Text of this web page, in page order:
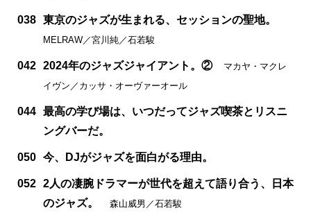
038 東京のジャズが生まれる、セッションの聖地。
MELRAW／宮川純／石若駿
042 2024年のジャズジャイアント。②
マカヤ・マクレ
イヴン／カッサ・オーヴァーオール
044 最高の学び場は、いつだってジャズ喫茶とリスニ
ングバーだ。
050 今、DJがジャズを面白がる理由。
052 2人の凄腕ドラマーが世代を超えて語り合う、日本
のジャズ。
森山威男／石若駿